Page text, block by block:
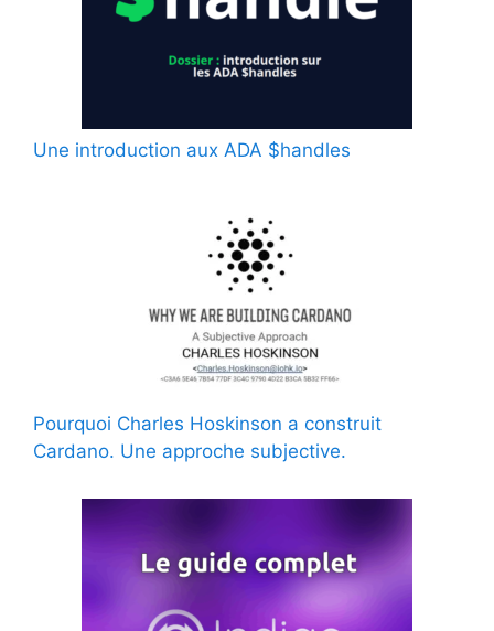
Une introduction aux ADA $handles
Pourquoi Charles Hoskinson a construit
Cardano. Une approche subjective.